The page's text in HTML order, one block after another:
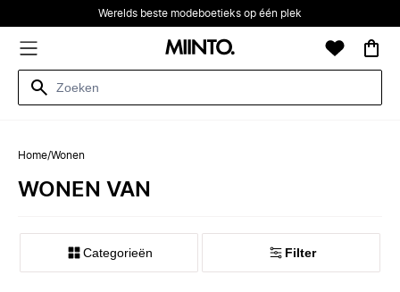
Werelds beste modeboetieks op één plek
Home/Wonen
WONEN VAN
Categorieën Filter